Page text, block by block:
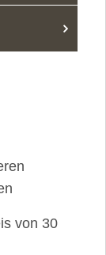
von 30